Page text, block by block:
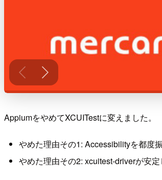
AppiumをやめてXCUITestに変えました。
やめた理由その1: Accessibilityを都度
やめた理由その2: xcuitest-driverが安定